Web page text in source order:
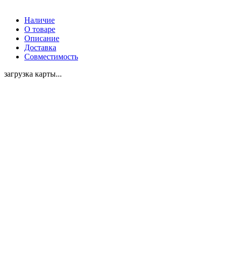
Наличие
О товаре
Описание
Доставка
Совместимость
загрузка карты...